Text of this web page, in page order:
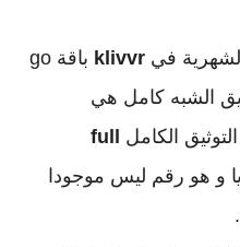
في klivvr
باقة go
الشبه كامل هي
الكامل full
و هو رقم ليس موجودا